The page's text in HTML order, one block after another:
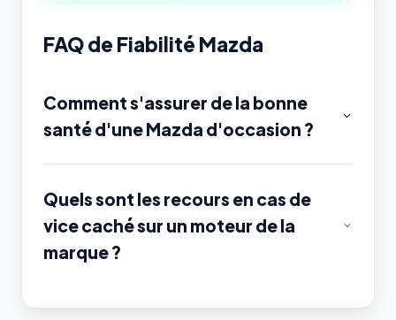
FAQ de Fiabilité Mazda
Comment s'assurer de la bonne
santé d'une Mazda d'occasion ?
Quels sont les recours en cas de
vice caché sur un moteur de la
marque ?